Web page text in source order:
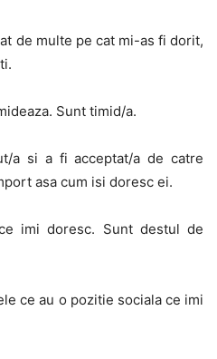
de multe pe cat mi-as fi dorit,
Sunt timid/a.
a si a fi acceptat/a de catre
asa cum isi doresc ei.
imi doresc. Sunt destul de
ce au o pozitie sociala ce imi